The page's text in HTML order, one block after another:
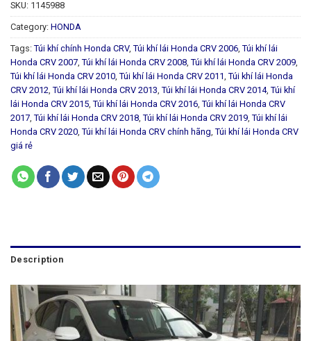
SKU: 1145988
Category: HONDA
Tags: Túi khí chính Honda CRV, Túi khí lái Honda CRV 2006, Túi khí lái
Honda CRV 2007, Túi khí lái Honda CRV 2008, Túi khí lái Honda CRV 2009,
Túi khí lái Honda CRV 2010, Túi khí lái Honda CRV 2011, Túi khí lái Honda
CRV 2012, Túi khí lái Honda CRV 2013, Túi khí lái Honda CRV 2014, Túi khí
lái Honda CRV 2015, Túi khí lái Honda CRV 2016, Túi khí lái Honda CRV
2017, Túi khí lái Honda CRV 2018, Túi khí lái Honda CRV 2019, Túi khí lái
Honda CRV 2020, Túi khí lái Honda CRV chính hãng, Túi khí lái Honda CRV
giá rẻ
Description